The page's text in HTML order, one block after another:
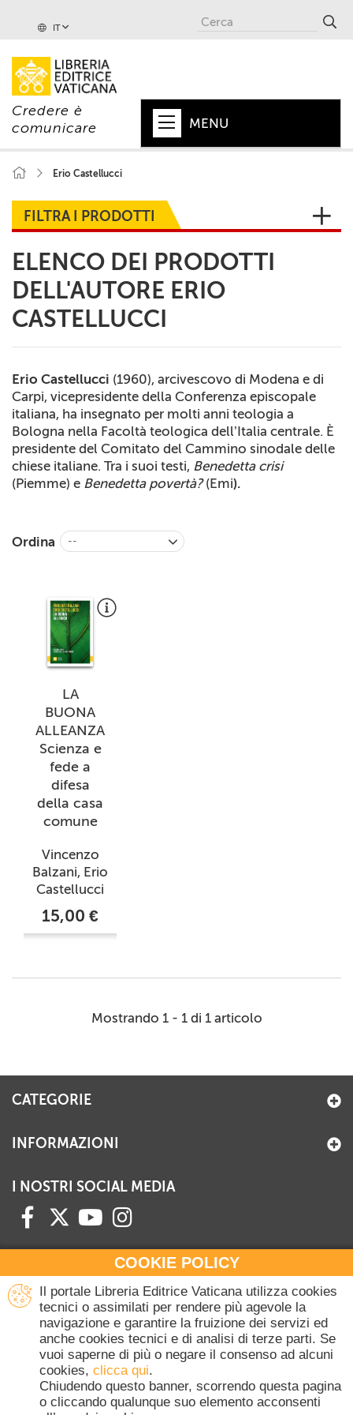
IT
Credere è
comunicare
MENU
PAPA
+
VATICANO
CHIESA
MONDO
+
CEI
AUTORI VARI
Erio Castellucci
FILTRA I PRODOTTI
ELENCO DEI PRODOTTI
DELL'AUTORE ERIO
CASTELLUCCI
Erio Castellucci (1960), arcivescovo di Modena e di
Carpi, vicepresidente della Conferenza episcopale
italiana, ha insegnato per molti anni teologia a
Bologna nella Facoltà teologica dell’Italia centrale. È
presidente del Comitato del Cammino sinodale delle
chiese italiane. Tra i suoi testi, Benedetta crisi
(Piemme) e Benedetta povertà?(Emi).
Ordina --
LA
BUONA
ALLEANZA
Scienza e
fede a
difesa
della casa
comune
Vincenzo
Balzani, Erio
Castellucci
15,00 €
Mostrando 1 - 1 di 1 articolo
COOKIE POLICY
Il portale Libreria Editrice Vaticana utilizza cookies
tecnici o assimilati per rendere più agevole la
navigazione e garantire la fruizione dei servizi ed
anche cookies tecnici e di analisi di terze parti. Se
vuoi saperne di più o negare il consenso ad alcuni
cookies, clicca qui.
Chiudendo questo banner, scorrendo questa pagina
o cliccando qualunque suo elemento acconsenti
CATEGORIE
INFORMAZIONI
I NOSTRI SOCIAL MEDIA
HAI BISOGNO DI INFORMAZIONI?
Contattaci all'Ufficio Commerciale
+39 06 698 45780
Lunedì-Giovedì 8-16.30
Venerdì 8-14
(Escluse festività Vaticane)